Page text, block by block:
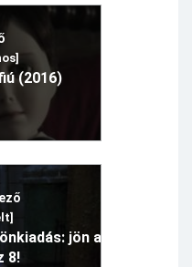
(2016)
jön a
8!